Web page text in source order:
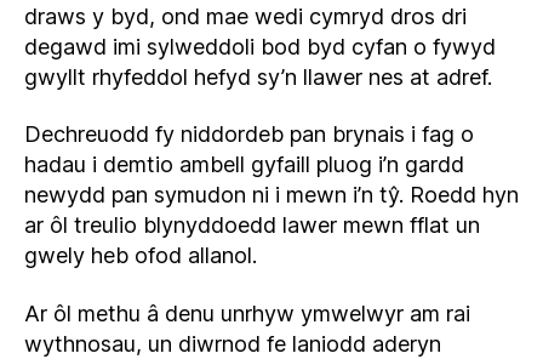
draws y byd, ond mae wedi cymryd dros dri
degawd imi sylweddoli bod byd cyfan o fywyd
gwyllt rhyfeddol hefyd sy’n llawer nes at adref.
Dechreuodd fy niddordeb pan brynais i fag o
hadau i demtio ambell gyfaill pluog i’n gardd
newydd pan symudon ni i mewn i’n tŷ. Roedd hyn
ar ôl treulio blynyddoedd lawer mewn fflat un
gwely heb ofod allanol.
Ar ôl methu â denu unrhyw ymwelwyr am rai
wythnosau, un diwrnod fe laniodd aderyn